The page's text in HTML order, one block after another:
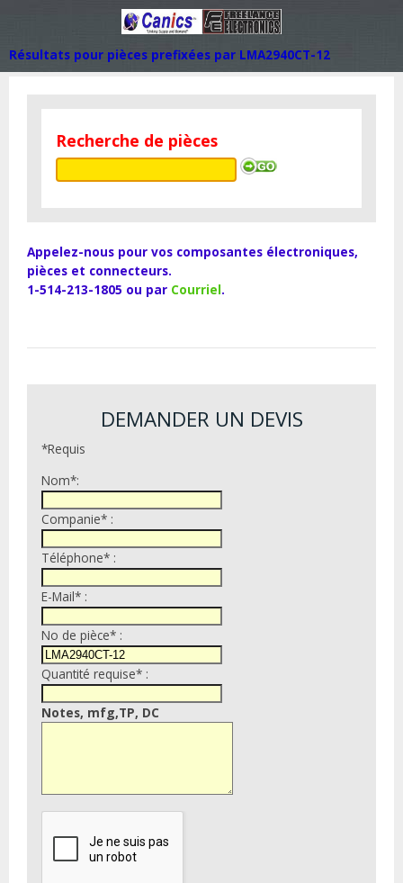
Résultats pour pièces prefixées par LMA2940CT-12
Recherche de pièces
Appelez-nous pour vos composantes électroniques,
pièces et connecteurs.
1-514-213-1805 ou par Courriel.
DEMANDER UN DEVIS
*Requis
Nom*:
Companie* :
Téléphone* :
E-Mail* :
No de pièce* :
Quantité requise* :
Notes, mfg,TP, DC